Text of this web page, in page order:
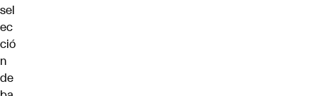
sel
ec
ció
n
de